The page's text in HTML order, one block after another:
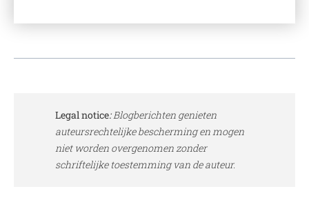
Legal notice:Blogberichten genieten
auteursrechtelijke bescherming en mogen
niet worden overgenomen zonder
schriftelijke toestemming van de auteur.